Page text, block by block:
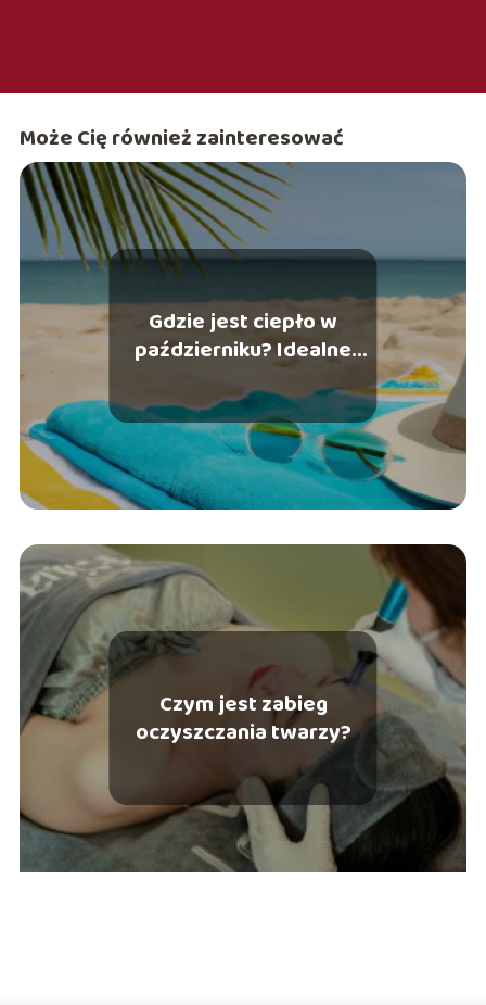
Może Cię również zainteresować
Gdzie jest ciepło w
październiku? Idealne
miejsca na wakacje
Czym jest zabieg
oczyszczania twarzy?